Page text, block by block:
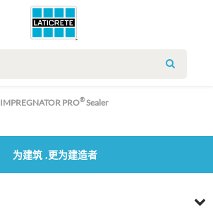
SEARCH
IMPREGNATOR PRO®Sealer
为建筑 ,更为建造者